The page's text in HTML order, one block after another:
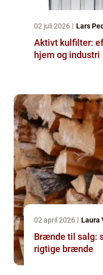
02 juli 2026 Lars
Aktivt kulfilter:
hjem og industri
02 april 2026 Laura
Brænde til salg:
rigtige brænde